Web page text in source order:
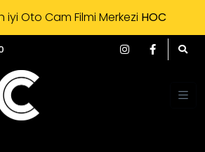
iyi Oto Cam Filmi Merkezi HOC